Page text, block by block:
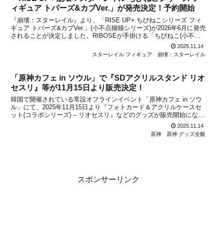
ィギュア トパーズ&カブVer.」が発売決定！予約開始
『崩壊：スターレイル』より、「RISE UP+ ちびねこシリーズ フィ
ギュア トパーズ&カブVer.」(小不点猫猫シリーズ)が2026年6月に発売
されることが決定しました。RIBOSEが手掛ける「ちびねこ(小不点
猫猫)シリーズ」フィギュアより、「景元Ver.」と「銀狼Ver.」と「丹
2025.11.14
スターレイル フィギュア
崩壊：スターレイル
「原神カフェ in ソウル」で『SDアクリルスタンド リオ
セスリ』等が11月15日より販売決定！
韓国で開催されている常設オフラインイベント「原神カフェ in ソウ
ル」にて、2025年11月15日より『フォトカード＆アクリルケースセ
ット(コラボシリーズ) – リオセスリ』などのグッズが販売開始になる
ことが公式SNSアカウントで(HoYoverseから)発表になりました。販
2025.11.14
原神
原神 グッズ全般
スポンサーリンク